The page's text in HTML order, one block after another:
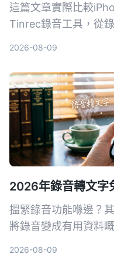
這篇文章實際比較
Tinrec錄音工具，從
2026-08-09
2026年錄音轉文字
搵緊錄音功能喺邊？
將錄音變成有用資料
2026-08-09